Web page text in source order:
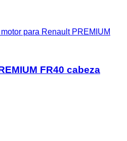
motor para Renault PREMIUM
FR40 cabeza